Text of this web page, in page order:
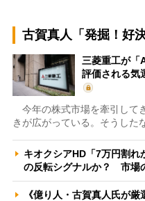
古賀真人「発掘！好
三菱重工が「
評価される
今年の株式市場を牽引して
きが広がっている。そうした
キオクシアHD「7万円割れ
の反転シグナルか？ 市場
《億り人・古賀真人氏が